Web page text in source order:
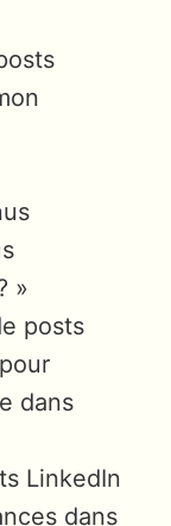
»
posts
dans
LinkedIn
dans